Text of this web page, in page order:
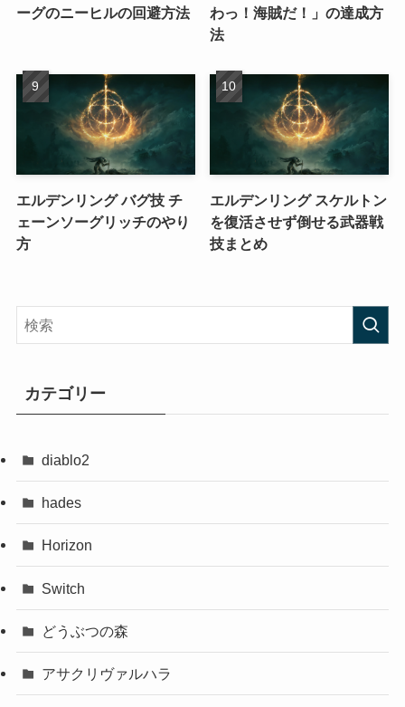
ーグのニーヒルの回避方法
わっ！海賊だ！」の達成方
法
エルデンリング バグ技 チ
ェーンソーグリッチのやり
方
エルデンリング スケルトン
を復活させず倒せる武器戦
技まとめ
カテゴリー
diablo2
hades
Horizon
Switch
どうぶつの森
アサクリヴァルハラ